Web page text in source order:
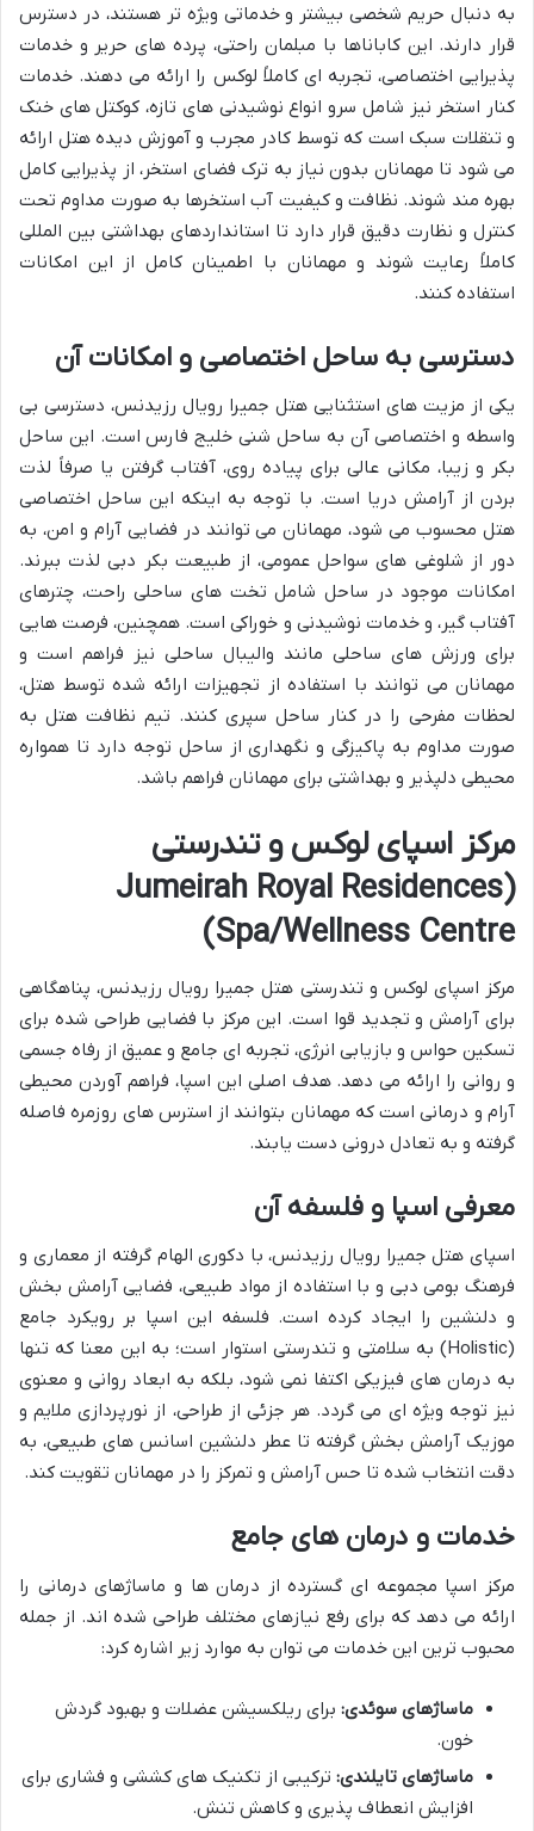
به دنبال حریم شخصی بیشتر و خدماتی ویژه تر هستند، در دسترس
قرار دارند. این کاباناها با مبلمان راحتی، پرده های حریر و خدمات
پذیرایی اختصاصی، تجربه ای کاملاً لوکس را ارائه می دهند. خدمات
کنار استخر نیز شامل سرو انواع نوشیدنی های تازه، کوکتل های خنک
و تنقلات سبک است که توسط کادر مجرب و آموزش دیده هتل ارائه
می شود تا مهمانان بدون نیاز به ترک فضای استخر، از پذیرایی کامل
بهره مند شوند. نظافت و کیفیت آب استخرها به صورت مداوم تحت
کنترل و نظارت دقیق قرار دارد تا استانداردهای بهداشتی بین المللی
کاملاً رعایت شوند و مهمانان با اطمینان کامل از این امکانات
استفاده کنند.
دسترسی به ساحل اختصاصی و امکانات آن
یکی از مزیت های استثنایی هتل جمیرا رویال رزیدنس، دسترسی بی
واسطه و اختصاصی آن به ساحل شنی خلیج فارس است. این ساحل
بکر و زیبا، مکانی عالی برای پیاده روی، آفتاب گرفتن یا صرفاً لذت
بردن از آرامش دریا است. با توجه به اینکه این ساحل اختصاصی
هتل محسوب می شود، مهمانان می توانند در فضایی آرام و امن، به
دور از شلوغی های سواحل عمومی، از طبیعت بکر دبی لذت ببرند.
امکانات موجود در ساحل شامل تخت های ساحلی راحت، چترهای
آفتاب گیر، و خدمات نوشیدنی و خوراکی است. همچنین، فرصت هایی
برای ورزش های ساحلی مانند والیبال ساحلی نیز فراهم است و
مهمانان می توانند با استفاده از تجهیزات ارائه شده توسط هتل،
لحظات مفرحی را در کنار ساحل سپری کنند. تیم نظافت هتل به
صورت مداوم به پاکیزگی و نگهداری از ساحل توجه دارد تا همواره
محیطی دلپذیر و بهداشتی برای مهمانان فراهم باشد.
مرکز اسپای لوکس و تندرستی
(Jumeirah Royal Residences
Spa/Wellness Centre)
مرکز اسپای لوکس و تندرستی هتل جمیرا رویال رزیدنس، پناهگاهی
برای آرامش و تجدید قوا است. این مرکز با فضایی طراحی شده برای
تسکین حواس و بازیابی انرژی، تجربه ای جامع و عمیق از رفاه جسمی
و روانی را ارائه می دهد. هدف اصلی این اسپا، فراهم آوردن محیطی
آرام و درمانی است که مهمانان بتوانند از استرس های روزمره فاصله
گرفته و به تعادل درونی دست یابند.
معرفی اسپا و فلسفه آن
اسپای هتل جمیرا رویال رزیدنس، با دکوری الهام گرفته از معماری و
فرهنگ بومی دبی و با استفاده از مواد طبیعی، فضایی آرامش بخش
و دلنشین را ایجاد کرده است. فلسفه این اسپا بر رویکرد جامع
(Holistic) به سلامتی و تندرستی استوار است؛ به این معنا که تنها
به درمان های فیزیکی اکتفا نمی شود، بلکه به ابعاد روانی و معنوی
نیز توجه ویژه ای می گردد. هر جزئی از طراحی، از نورپردازی ملایم و
موزیک آرامش بخش گرفته تا عطر دلنشین اسانس های طبیعی، به
دقت انتخاب شده تا حس آرامش و تمرکز را در مهمانان تقویت کند.
خدمات و درمان های جامع
مرکز اسپا مجموعه ای گسترده از درمان ها و ماساژهای درمانی را
ارائه می دهد که برای رفع نیازهای مختلف طراحی شده اند. از جمله
محبوب ترین این خدمات می توان به موارد زیر اشاره کرد:
ماساژهای سوئدی: برای ریلکسیشن عضلات و بهبود گردش
خون.
ماساژهای تایلندی: ترکیبی از تکنیک های کششی و فشاری برای
افزایش انعطاف پذیری و کاهش تنش.